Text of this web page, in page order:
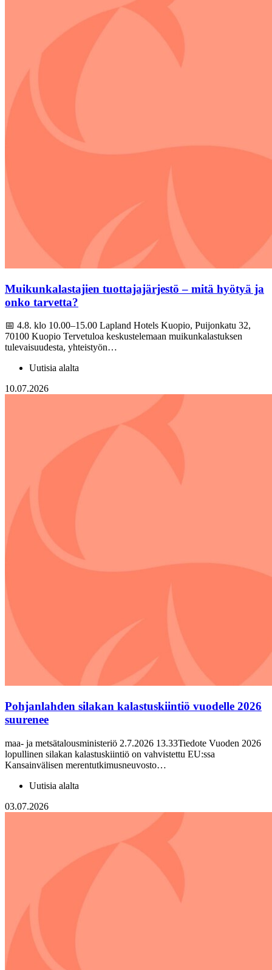
Muikunkalastajien tuottajajärjestö – mitä hyötyä ja
onko tarvetta?
📅 4.8. klo 10.00–15.00 Lapland Hotels Kuopio, Puijonkatu 32,
70100 Kuopio Tervetuloa keskustelemaan muikunkalastuksen
tulevaisuudesta, yhteistyön…
Uutisia alalta
10.07.2026
Pohjanlahden silakan kalastuskiintiö vuodelle 2026
suurenee
maa- ja metsätalousministeriö 2.7.2026 13.33Tiedote Vuoden 2026
lopullinen silakan kalastuskiintiö on vahvistettu EU:ssa
Kansainvälisen merentutkimusneuvosto…
Uutisia alalta
03.07.2026